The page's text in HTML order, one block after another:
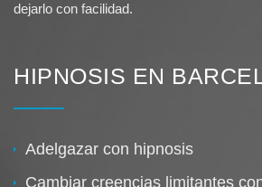
dejarlo con facilidad.
HIPNOSIS EN
Adelgazar con hipnosis
Cambiar creencias limitantes